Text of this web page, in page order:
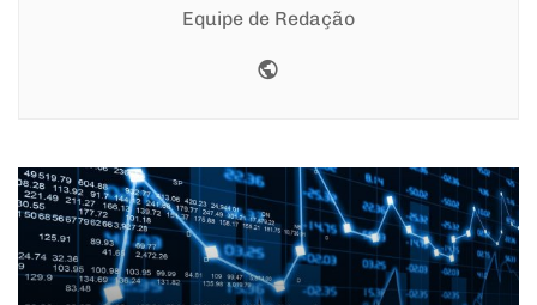
Equipe de Redação